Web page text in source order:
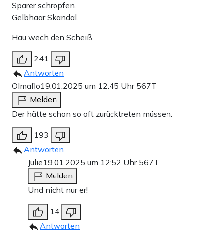
Sparer schröpfen.
Gelbhaar Skandal.
Hau wech den Scheiß.
241
Antworten
Olmaflo19.01.2025 um 12:45 Uhr 567T
Melden
Der hätte schon so oft zurücktreten müssen.
193
Antworten
Julie19.01.2025 um 12:52 Uhr 567T
Melden
Und nicht nur er!
14
Antworten